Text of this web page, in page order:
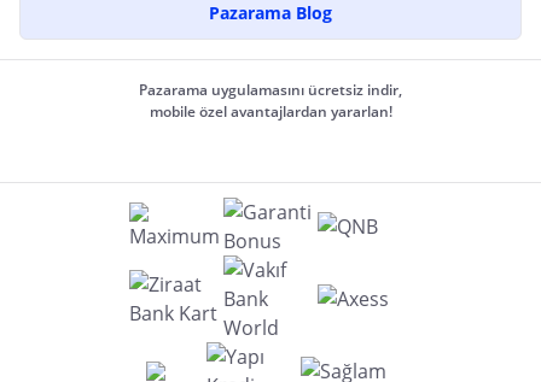
Pazarama Blog
Pazarama uygulamasını ücretsiz indir,
mobile özel avantajlardan yararlan!